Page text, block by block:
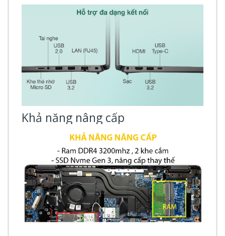
Khả năng nâng cấp